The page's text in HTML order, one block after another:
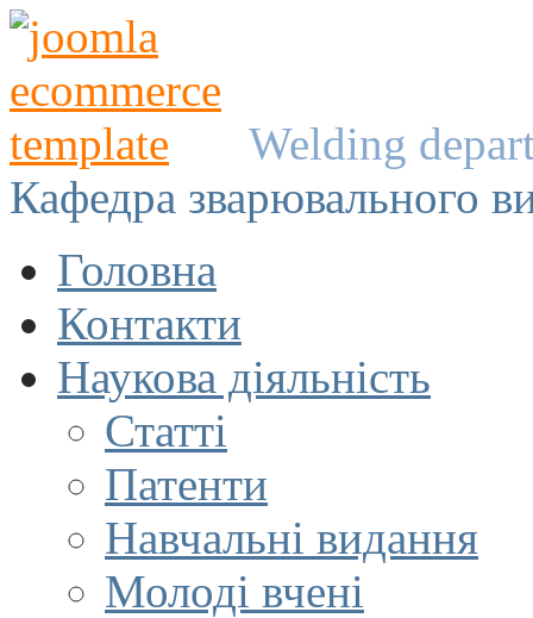
Welding
Кафедра зварювального
Головна
Контакти
Наукова діяльність
Статті
Патенти
Навчальні видання
Молоді вчені